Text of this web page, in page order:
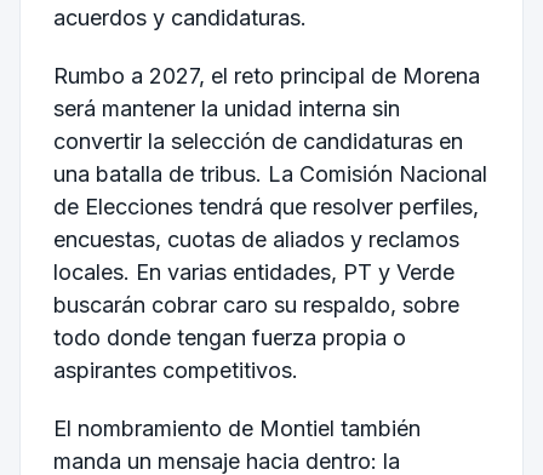
acuerdos y candidaturas.
Rumbo a 2027, el reto principal de Morena
será mantener la unidad interna sin
convertir la selección de candidaturas en
una batalla de tribus. La Comisión Nacional
de Elecciones tendrá que resolver perfiles,
encuestas, cuotas de aliados y reclamos
locales. En varias entidades, PT y Verde
buscarán cobrar caro su respaldo, sobre
todo donde tengan fuerza propia o
aspirantes competitivos.
El nombramiento de Montiel también
manda un mensaje hacia dentro: la